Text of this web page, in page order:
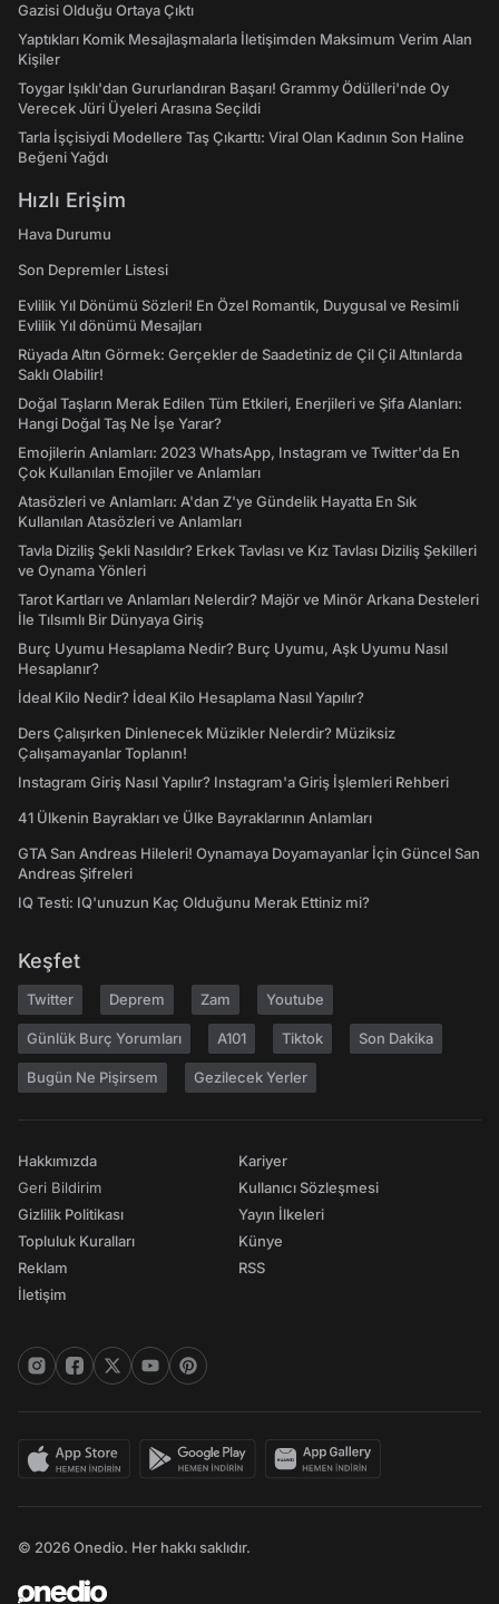
Gazisi Olduğu Ortaya Çıktı
Yaptıkları Komik Mesajlaşmalarla İletişimden Maksimum Verim Alan
Kişiler
Toygar Işıklı'dan Gururlandıran Başarı! Grammy Ödülleri'nde Oy
Verecek Jüri Üyeleri Arasına Seçildi
Tarla İşçisiydi Modellere Taş Çıkarttı: Viral Olan Kadının Son Haline
Beğeni Yağdı
Hızlı Erişim
Hava Durumu
Son Depremler Listesi
Evlilik Yıl Dönümü Sözleri! En Özel Romantik, Duygusal ve Resimli
Evlilik Yıl dönümü Mesajları
Rüyada Altın Görmek: Gerçekler de Saadetiniz de Çil Çil Altınlarda
Saklı Olabilir!
Doğal Taşların Merak Edilen Tüm Etkileri, Enerjileri ve Şifa Alanları:
Hangi Doğal Taş Ne İşe Yarar?
Emojilerin Anlamları: 2023 WhatsApp, Instagram ve Twitter'da En
Çok Kullanılan Emojiler ve Anlamları
Atasözleri ve Anlamları: A'dan Z'ye Gündelik Hayatta En Sık
Kullanılan Atasözleri ve Anlamları
Tavla Diziliş Şekli Nasıldır? Erkek Tavlası ve Kız Tavlası Diziliş Şekilleri
ve Oynama Yönleri
Tarot Kartları ve Anlamları Nelerdir? Majör ve Minör Arkana Desteleri
İle Tılsımlı Bir Dünyaya Giriş
Burç Uyumu Hesaplama Nedir? Burç Uyumu, Aşk Uyumu Nasıl
Hesaplanır?
İdeal Kilo Nedir? İdeal Kilo Hesaplama Nasıl Yapılır?
Ders Çalışırken Dinlenecek Müzikler Nelerdir? Müziksiz
Çalışamayanlar Toplanın!
Instagram Giriş Nasıl Yapılır? Instagram'a Giriş İşlemleri Rehberi
41 Ülkenin Bayrakları ve Ülke Bayraklarının Anlamları
GTA San Andreas Hileleri! Oynamaya Doyamayanlar İçin Güncel San
Andreas Şifreleri
IQ Testi: IQ'unuzun Kaç Olduğunu Merak Ettiniz mi?
Keşfet
Twitter Deprem Zam Youtube
Günlük Burç Yorumları A101 Tiktok Son Dakika
Bugün Ne Pişirsem Gezilecek Yerler
Hakkımızda
Geri Bildirim
Gizlilik Politikası
Topluluk Kuralları
Reklam
İletişim
Kariyer
Kullanıcı Sözleşmesi
Yayın İlkeleri
Künye
RSS
© 2026 Onedio. Her hakkı saklıdır.